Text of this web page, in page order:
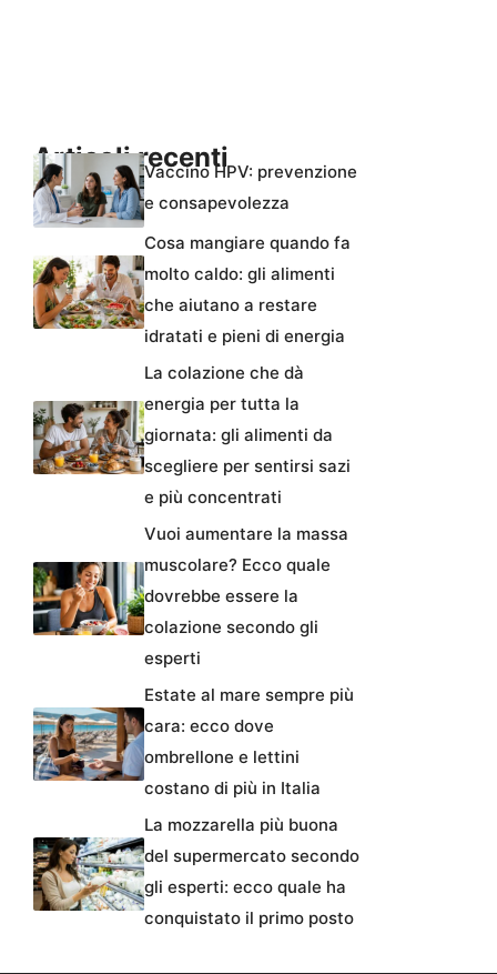
Articoli recentiVaccino HPV: prevenzione
e consapevolezza
Cosa mangiare quando fa
molto caldo: gli alimenti
che aiutano a restare
idratati e pieni di energia
La colazione che dà
energia per tutta la
giornata: gli alimenti da
scegliere per sentirsi sazi
e più concentrati
Vuoi aumentare la massa
muscolare? Ecco quale
dovrebbe essere la
colazione secondo gli
esperti
Estate al mare sempre più
cara: ecco dove
ombrellone e lettini
costano di più in Italia
La mozzarella più buona
del supermercato secondo
gli esperti: ecco quale ha
conquistato il primo posto